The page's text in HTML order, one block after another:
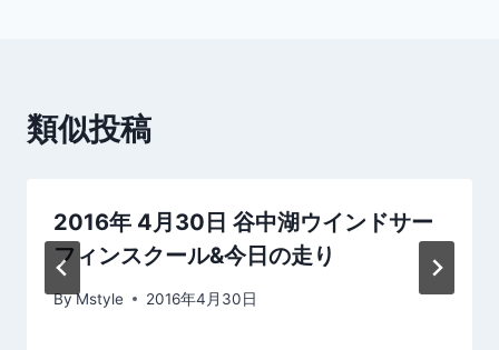
シ
ン
類似投稿
2016年 4月30日 谷中湖ウインドサー
フィンスクール&今日の走り
ByMstyle 2016年4月30日